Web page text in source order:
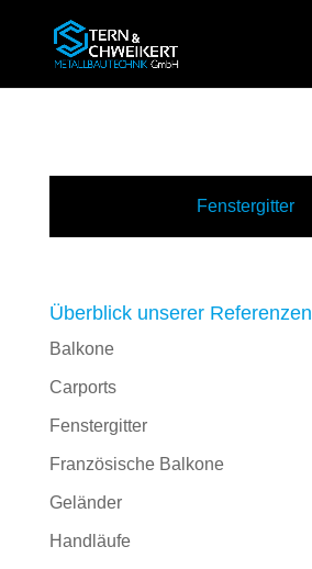
Fenstergitter
Überblick unserer Referenzen
Balkone
Carports
Fenstergitter
Französische Balkone
Geländer
Handläufe